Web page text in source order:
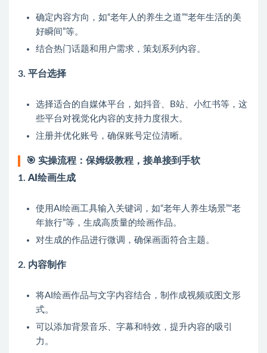
确定内容方向，如“老年人的养生之道”“老年生活的美
好瞬间”等。
结合热门话题和用户需求，策划系列内容。
3. 平台选择
选择适合的自媒体平台，如抖音、B站、小红书等，这
些平台对视觉化内容的支持力度很大。
注册并优化账号，确保账号定位清晰。
🎯 实操流程：保姆级教程，接单接到手软
1. AI绘画生成
使用AI绘画工具输入关键词，如“老年人养生场景”“老
年旅行”等，生成高质量的绘画作品。
对生成的作品进行微调，确保画面符合主题。
2. 内容制作
将AI绘画作品与文字内容结合，制作成视频或图文形
式。
可以添加背景音乐、字幕和特效，提升内容的吸引
力。